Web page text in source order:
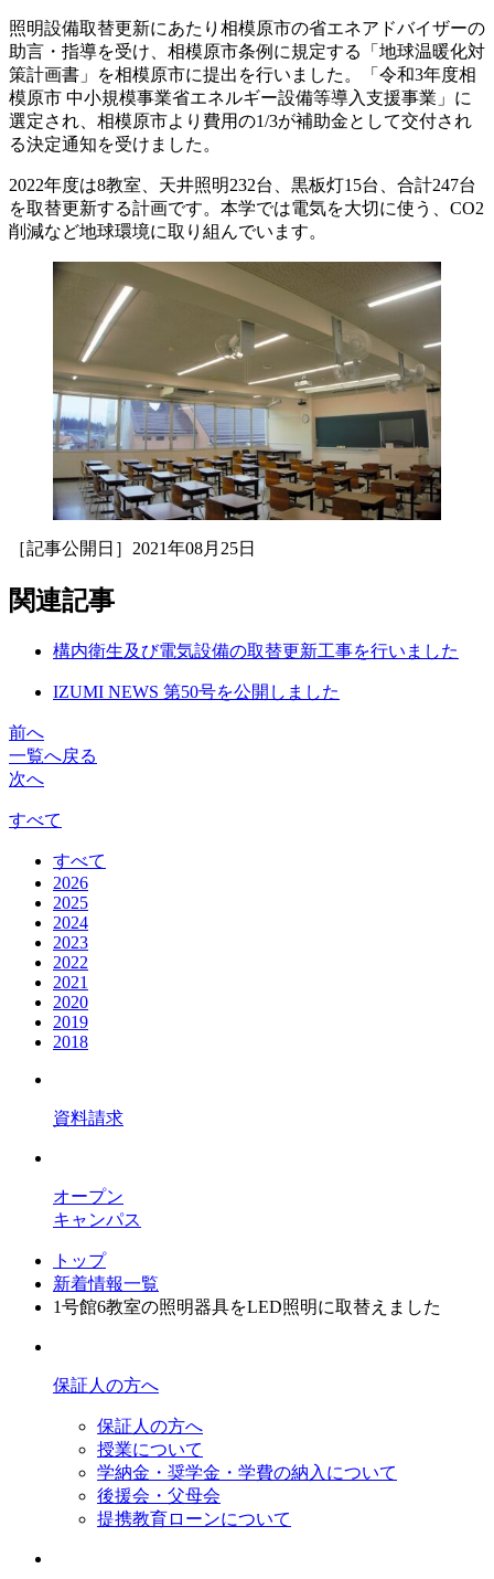
照明設備取替更新にあたり相模原市の省エネアドバイザーの
助言・指導を受け、相模原市条例に規定する「地球温暖化対
策計画書」を相模原市に提出を行いました。「令和3年度相
模原市 中小規模事業省エネルギー設備等導入支援事業」に
選定され、相模原市より費用の1/3が補助金として交付され
る決定通知を受けました。
2022年度は8教室、天井照明232台、黒板灯15台、合計247台
を取替更新する計画です。本学では電気を大切に使う、CO2
削減など地球環境に取り組んでいます。
［記事公開日］2021年08月25日
関連記事
構内衛生及び電気設備の取替更新工事を行いました
IZUMI NEWS 第50号を公開しました
前へ
一覧へ戻る
次へ
すべて
すべて
2026
2025
2024
2023
2022
2021
2020
2019
2018
資料請求
オープン
キャンパス
トップ
新着情報一覧
1号館6教室の照明器具をLED照明に取替えました
保証人の方へ
保証人の方へ
授業について
学納金・奨学金・学費の納入について
後援会・父母会
提携教育ローンについて